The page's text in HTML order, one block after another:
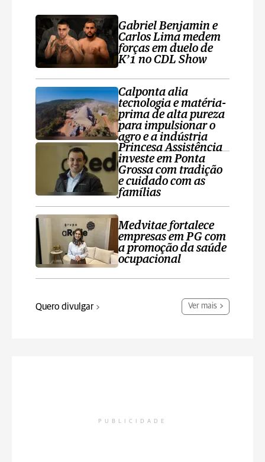
Gabriel Benjamin e
Carlos Lima medem
forças em duelo de
K’1 no CDL Show
Calponta alia
tecnologia e matéria-
prima de alta pureza
para impulsionar o
agro e a indústria
Princesa Assistência
investe em Ponta
Grossa com tradição
e cuidado com as
famílias
Medvitae fortalece
empresas em PG com
a promoção da saúde
ocupacional
Quero divulgar Ver mais
PUBLICIDADE